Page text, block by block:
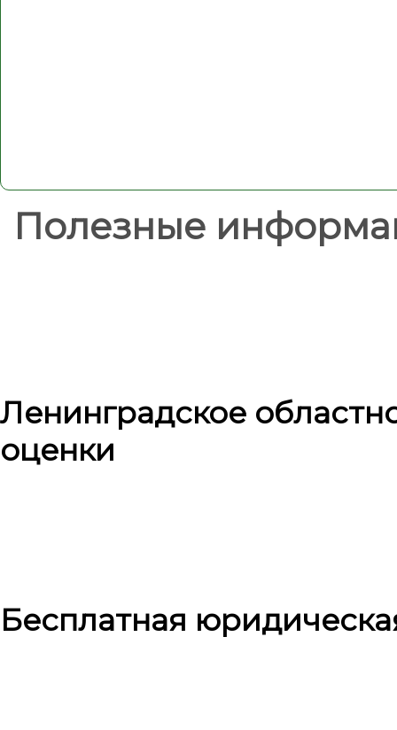
Полезные
Ленинградское
оценки
Бесплатная